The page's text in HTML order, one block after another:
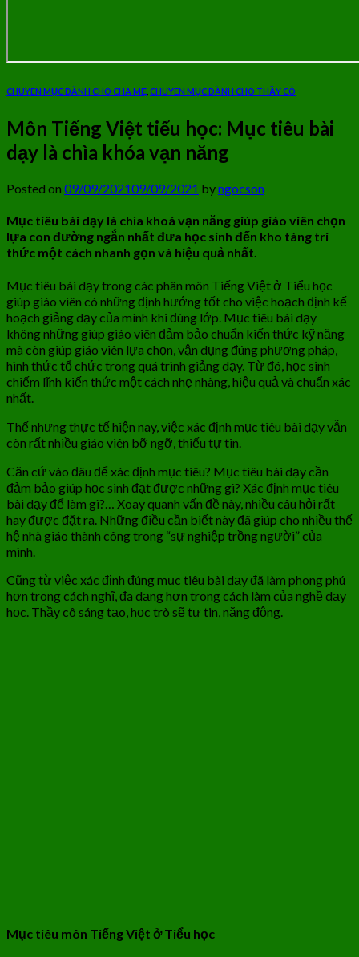
CHUYÊN MỤC DÀNH CHO CHA MẸ CHUYÊN MỤC DÀNH CHO THẦY CÔ
Môn Tiếng Việt tiểu học: Mục tiêu bài
dạy là chìa khóa vạn năng
Posted on 09/09/202109/09/2021 byngocson
Mục tiêu bài dạy là chìa khoá vạn năng giúp giáo viên chọn
lựa con đường ngắn nhất đưa học sinh đến kho tàng tri
thức một cách nhanh gọn và hiệu quả nhất.
Mục tiêu bài dạy trong các phân môn Tiếng Việt ở Tiểu học
giúp giáo viên có những định hướng tốt cho việc hoạch định kế
hoạch giảng dạy của mình khi đúng lớp. Mục tiêu bài dạy
không những giúp giáo viên đảm bảo chuẩn kiến thức kỹ năng
mà còn giúp giáo viên lựa chọn, vận dụng đúng phương pháp,
hình thức tổ chức trong quá trình giảng dạy. Từ đó, học sinh
chiếm lĩnh kiến thức một cách nhẹ nhàng, hiệu quả và chuẩn xác
nhất.
Thế nhưng thực tế hiện nay, việc xác định mục tiêu bài dạy vẫn
còn rất nhiều giáo viên bỡ ngỡ, thiếu tự tin.
Căn cứ vào đâu để xác định mục tiêu? Mục tiêu bài dạy cần
đảm bảo giúp học sinh đạt được những gì? Xác định mục tiêu
bài dạy để làm gì?… Xoay quanh vấn đề này, nhiều câu hỏi rất
hay được đặt ra. Những điều cần biết này đã giúp cho nhiều thế
hệ nhà giáo thành công trong “sự nghiệp trồng người” của
mình.
Cũng từ việc xác định đúng mục tiêu bài dạy đã làm phong phú
hơn trong cách nghĩ, đa dạng hơn trong cách làm của nghề dạy
học. Thầy cô sáng tạo, học trò sẽ tự tin, năng động.
Mục tiêu môn Tiếng Việt ở Tiểu học